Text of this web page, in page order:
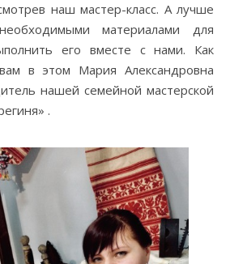
наш мастер-класс. А лучше
материалами для
его вместе с нами. Как
в этом Мария Александровна
нашей семейной мастерской
.